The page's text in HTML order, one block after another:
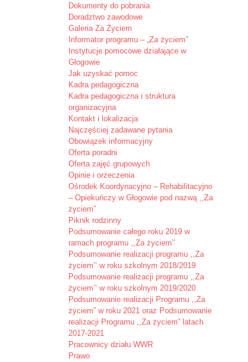
Dokumenty do pobrania
Doradztwo zawodowe
Galeria Za Życiem
Informator programu – „Za życiem”
Instytucje pomocowe działające w
Głogowie
Jak uzyskać pomoc
Kadra pedagogiczna
Kadra pedagogiczna i struktura
organizacyjna
Kontakt i lokalizacja
Najczęściej zadawane pytania
Obowiązek informacyjny
Oferta poradni
Oferta zajęć grupowych
Opinie i orzeczenia
Ośrodek Koordynacyjno – Rehabilitacyjno
– Opiekuńczy w Głogowie pod nazwą ,,Za
życiem”
Piknik rodzinny
Podsumowanie całego roku 2019 w
ramach programu ,,Za życiem’’
Podsumowanie realizacji programu ,,Za
życiem’’ w roku szkolnym 2018/2019
Podsumowanie realizacji programu ,,Za
życiem’’ w roku szkolnym 2019/2020
Podsumowanie realizacji Programu ,,Za
życiem” w roku 2021 oraz Podsumowanie
realizacji Programu ,,Za życiem” latach
2017-2021
Pracownicy działu WWR
Prawo